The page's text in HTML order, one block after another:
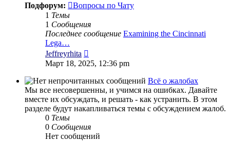
Подфорум:
Вопросы по Чату
1 Темы
1 Сообщения
Последнее сообщение Examining the Cincinnati
Lega…
Jeffreyrhita
к
последнему
сообщению
Март 18, 2025, 12:36 pm
Всё о жалобах
Мы все несовершенны, и учимся на ошибках. Давайте
вместе их обсуждать, и решать - как устранить. В этом
разделе будут накапливаться темы с обсуждением жалоб.
0 Темы
0 Сообщения
Нет сообщений